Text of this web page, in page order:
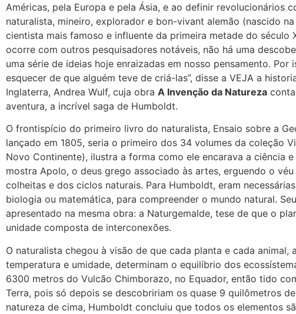
Américas, pela Europa e pela Ásia, e ao definir revolucionários
naturalista, mineiro, explorador e bon-vivant alemão (nascido
cientista mais famoso e influente da primeira metade do século
ocorre com outros pesquisadores notáveis, não há uma
uma série de ideias hoje enraizadas em nosso pensamento. Por
esquecer de que alguém teve de criá-las”, disse a VEJA a
Inglaterra, Andrea Wulf, cuja obra A Invenção da Natureza
aventura, a incrível saga de Humboldt.
O frontispício do primeiro livro do naturalista, Ensaio sobre a
lançado em 1805, seria o primeiro dos 34 volumes da coleção
Novo Continente), ilustra a forma como ele encarava a ciência
mostra Apolo, o deus grego associado às artes, erguendo o
colheitas e dos ciclos naturais. Para Humboldt, eram
biologia ou matemática, para compreender o mundo natural.
apresentado na mesma obra: a Naturgemalde, tese de que o
unidade composta de interconexões.
O naturalista chegou à visão de que cada planta e cada animal,
temperatura e umidade, determinam o equilíbrio dos
6300 metros do Vulcão Chimborazo, no Equador, então tido
Terra, pois só depois se descobririam os quase 9 quilômetros
natureza de cima, Humboldt concluiu que todos os elementos